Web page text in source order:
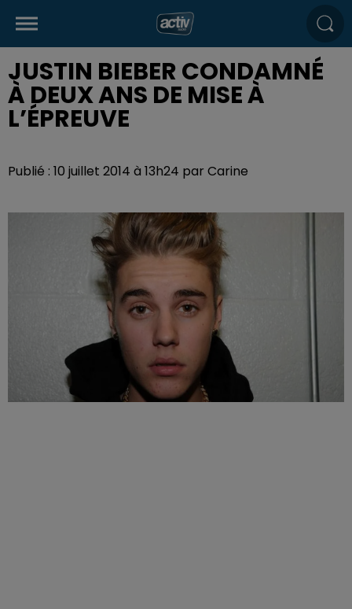
JUSTIN BIEBER CONDAMNÉ
À DEUX ANS DE MISE À
L’ÉPREUVE
Publié : 10 juillet 2014 à 13h24 par Carine